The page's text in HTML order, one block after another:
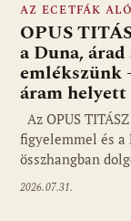
AZ ECETFÁK
OPUS
a Duna,
emlékszünk
áram
Az OPUS
figyelemmel és
összhangban
2026.07.31.